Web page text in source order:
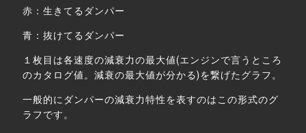
赤：生きてるダンパー
青：抜けてるダンパー
１枚目は各速度の減衰力の最大値(エンジンで言うところ
のカタログ値。減衰の最大値が分かる)を繋げたグラフ。
一般的にダンパーの減衰力特性を表すのはこの形式のグ
ラフです。